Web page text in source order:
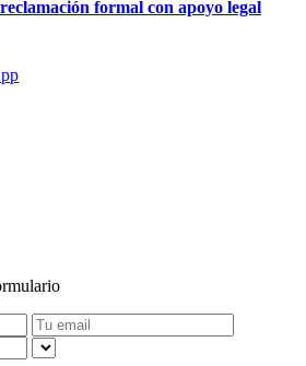
formal con apoyo legal